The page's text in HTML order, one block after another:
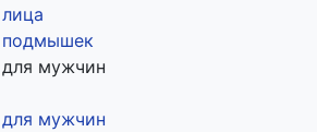
подмышек
для мужчин
для мужчин